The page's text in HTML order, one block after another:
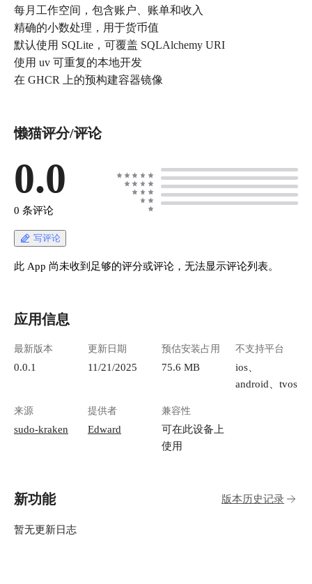
每月工作空间，包含账户、账单和收入
精确的小数处理，用于货币值
默认使用 SQLite，可覆盖 SQLAlchemy URI
使用 uv 可重复的本地开发
在 GHCR 上的预构建容器镜像
懒猫评分/评论
0.0
0 条评论
写评论
此 App 尚未收到足够的评分或评论，无法显示评论列表。
应用信息
最新版本
0.0.1
更新日期
11/21/2025
预估安装占用
75.6 MB
不支持平台
ios、
android、tvos
来源
sudo-kraken
提供者
Edward
兼容性
可在此设备上
使用
新功能 版本历史记录
暂无更新日志